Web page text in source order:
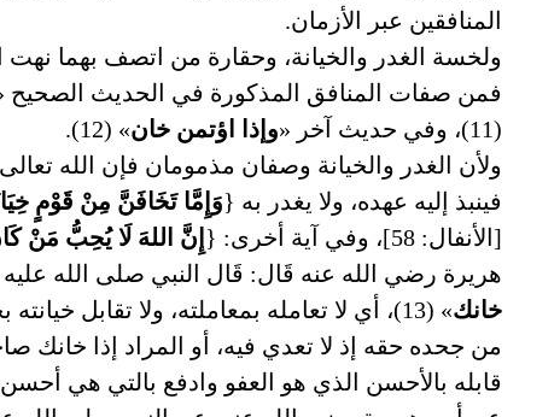
المنافقين عبر الأزمان.
ولخسة الغدر والخيانة، وحقارة من اتصف بهما
فمن صفات المنافق المذكورة في الحديث الصحيح
(11)، وفي حديث آخر «
وإذا اؤتمن خان» (12).
ولأن الغدر والخيانة وصفان مذمومان فإن الله
فينبذ إليه عهده، ولا يغدر به {وَإِمَّا تَخَافَنَّ مِنْ قَوْمٍ
[الأنفال: 58]، وفي آية أخرى: {
إِنَّ اللهَ لَا يُحِبُّ مَنْ
هريرة رضي الله عنه قَال: قَال النبي صلى الله
خانك
» (13)، أي لا تعامله بمعاملته، ولا تقابل
من جحده حقه إذ لا تعدي فيه، أو المراد إذا خانك
قابله بالأحسن الذي هو العفو وادفع بالتي هي أحسن